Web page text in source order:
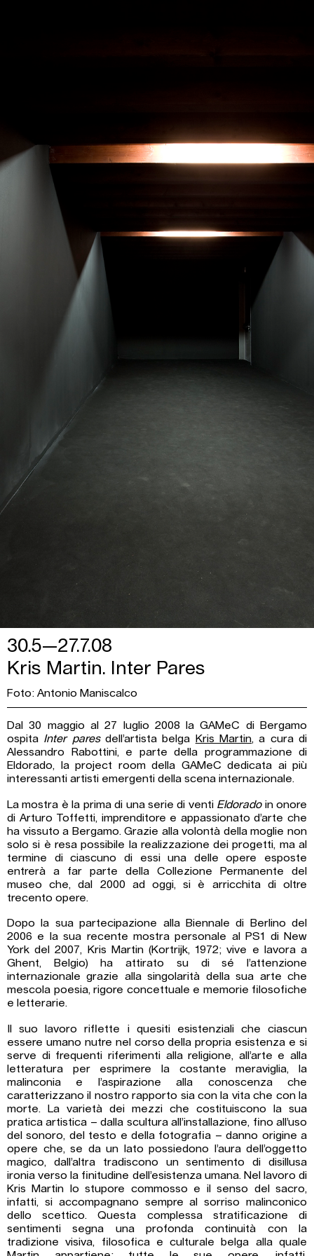
30.5—27.7.08
Kris Martin. Inter Pares
Foto: Antonio Maniscalco
Dal 30 maggio al 27 luglio 2008 la GAMeC di Bergamo
ospita Inter paresdell’artista belga Kris Martin, a cura di
Alessandro Rabottini, e parte della programmazione di
Eldorado, la project room della GAMeC dedicata ai più
interessanti artisti emergenti della scena internazionale.
La mostra è la prima di una serie di venti Eldoradoin onore
di Arturo Toffetti, imprenditore e appassionato d’arte che
ha vissuto a Bergamo. Grazie alla volontà della moglie non
solo si è resa possibile la realizzazione dei progetti, ma al
termine di ciascuno di essi una delle opere esposte
entrerà a far parte della Collezione Permanente del
museo che, dal 2000 ad oggi, si è arricchita di oltre
trecento opere.
Dopo la sua partecipazione alla Biennale di Berlino del
2006 e la sua recente mostra personale al PS1 di New
York del 2007, Kris Martin (Kortrijk, 1972; vive e lavora a
Ghent, Belgio) ha attirato su di sé l’attenzione
internazionale grazie alla singolarità della sua arte che
mescola poesia, rigore concettuale e memorie filosofiche
e letterarie.
Il suo lavoro riflette i quesiti esistenziali che ciascun
essere umano nutre nel corso della propria esistenza e si
serve di frequenti riferimenti alla religione, all’arte e alla
letteratura per esprimere la costante meraviglia, la
malinconia e l’aspirazione alla conoscenza che
caratterizzano il nostro rapporto sia con la vita che con la
morte. La varietà dei mezzi che costituiscono la sua
pratica artistica – dalla scultura all’installazione, fino all’uso
del sonoro, del testo e della fotografia – danno origine a
opere che, se da un lato possiedono l’aura dell’oggetto
magico, dall’altra tradiscono un sentimento di disillusa
ironia verso la finitudine dell’esistenza umana. Nel lavoro di
Kris Martin lo stupore commosso e il senso del sacro,
infatti, si accompagnano sempre al sorriso malinconico
dello scettico. Questa complessa stratificazione di
sentimenti segna una profonda continuità con la
tradizione visiva, filosofica e culturale belga alla quale